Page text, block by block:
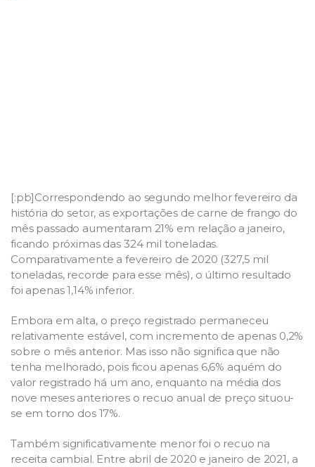
[:pb]Correspondendo ao segundo melhor fevereiro da
história do setor, as exportações de carne de frango do
mês passado aumentaram 21% em relação a janeiro,
ficando próximas das 324 mil toneladas.
Comparativamente a fevereiro de 2020 (327,5 mil
toneladas, recorde para esse mês), o último resultado
foi apenas 1,14% inferior.
Embora em alta, o preço registrado permaneceu
relativamente estável, com incremento de apenas 0,2%
sobre o mês anterior. Mas isso não significa que não
tenha melhorado, pois ficou apenas 6,6% aquém do
valor registrado há um ano, enquanto na média dos
nove meses anteriores o recuo anual de preço situou-
se em torno dos 17%.
Também significativamente menor foi o recuo na
receita cambial. Entre abril de 2020 e janeiro de 2021, a